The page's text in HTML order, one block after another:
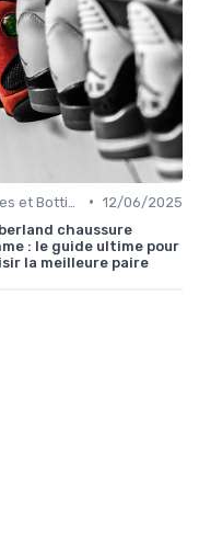
• 12/06/2025
chaussure
: le guide ultime pour
la meilleure paire